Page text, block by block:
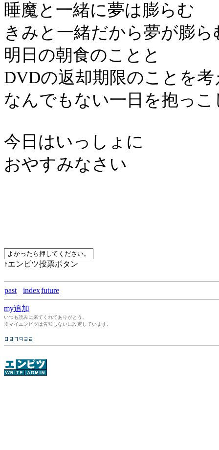
睡魔と一緒に夢は膨らむ
きみと一緒だから夢が膨ら
明日の朝食のことと
DVDの返却期限のことを
なんでもない一日を抱っ
今日はいっしょに
おやすみなさい
↑エンピツ投票ボタン
past indexfuture
my追加
いつも読みに来てくれてありがとう。
※マイエンピツは告知しないに設定しています。